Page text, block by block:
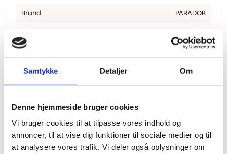
Samtykke Detaljer Om
Denne hjemmeside bruger cookies
Vi bruger cookies til at tilpasse vores indhold og
annoncer, til at vise dig funktioner til sociale medier og til
at analysere vores trafik. Vi deler også oplysninger om
Brand PARADOR
Tykkelse I
Mm
9.6
Bagside
yderligere underlag
M2 Pr.
Fas
Ingen fas. Giver et ensartet
helhedsindtryk